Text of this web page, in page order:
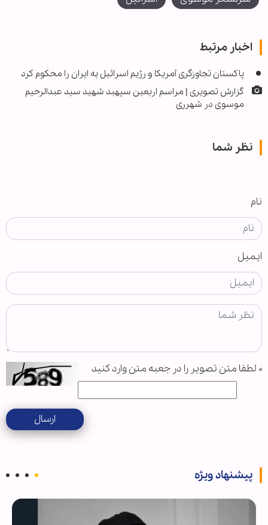
اخبار مرتبط
پاکستان تجاوزگری آمریکا و رژیم اسرائیل به ایران را محکوم کرد
گزارش تصویری | مراسم اربعین سپهبد شهید سید عبدالرحیم
موسوی در شهرری
نظر شما
نام
ایمیل
* لطفا متن تصویر را در جعبه متن وارد کنید
ارسال
پیشنهاد ویژه